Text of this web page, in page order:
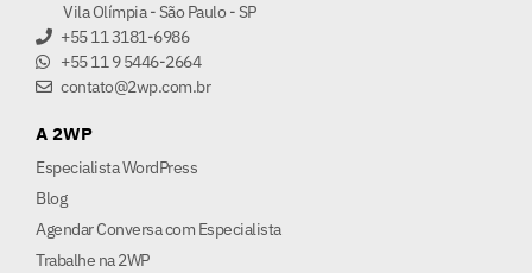
Vila Olímpia - São Paulo - SP
+55 11 3181-6986
+55 11 9 5446-2664
contato@2wp.com.br
A 2WP
Especialista WordPress
Blog
Agendar Conversa com Especialista
Trabalhe na 2WP